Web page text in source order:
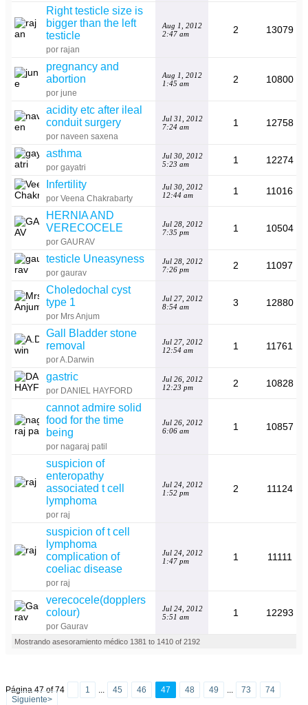
Right testicle size is
bigger than the left
testicle
por rajan
Aug 1, 2012
2:47 am
2 13079
pregnancy and
abortion
por june
Aug 1, 2012
1:45 am
2 10800
acidity etc after ileal
conduit surgery
por naveen saxena
Jul 31, 2012
7:24 am
1 12758
asthma
por gayatri
Jul 30, 2012
5:23 am
1 12274
Infertility
por Veena Chakrabarty
Jul 30, 2012
12:44 am
1 11016
HERNIA AND
VERECOCELE
por GAURAV
Jul 28, 2012
7:35 pm
1 10504
testicle Uneasyness
por gaurav
Jul 28, 2012
7:26 pm
2 11097
Choledochal cyst
type 1
por Mrs Anjum
Jul 27, 2012
8:54 am
3 12880
Gall Bladder stone
removal
por A.Darwin
Jul 27, 2012
12:54 am
1 11761
gastric
por DANIEL HAYFORD
Jul 26, 2012
12:23 pm
2 10828
cannot admire solid
food for the time
being
por nagaraj patil
Jul 26, 2012
6:06 am
1 10857
suspicion of
enteropathy
associated t cell
lymphoma
por raj
Jul 24, 2012
1:52 pm
2 11124
suspicion of t cell
lymphoma
complication of
coeliac disease
por raj
Jul 24, 2012
1:47 pm
1 11111
verecocele(dopplers
colour)
por Gaurav
Jul 24, 2012
5:51 am
1 12293
Mostrando asesoramiento médico 1381 to 1410 of 2192
Página 47 of 74 1 45 46 47 48 49 73
74
Siguiente>